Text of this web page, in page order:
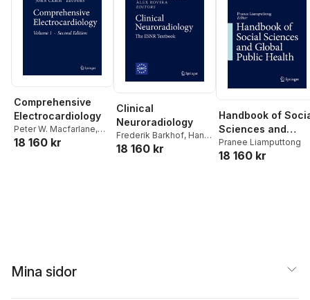
Comprehensive
Electrocardiology
Peter W. Macfarlane,
Adriaan van Oosterom
18 160 kr
Clinical
Neuroradiology
Frederik Barkhof, Hans
Rolf Jäger,Majda M.
18 160 kr
Handbook of
Sciences and
Global Public
Health
Pranee Liamputtong
18 160 kr
Mina sidor